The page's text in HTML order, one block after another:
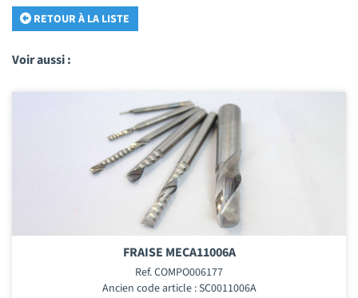
RETOUR À LA LISTE
Voir aussi :
FRAISE MECA11006A
Ref. COMPO006177
Ancien code article : SC0011006A